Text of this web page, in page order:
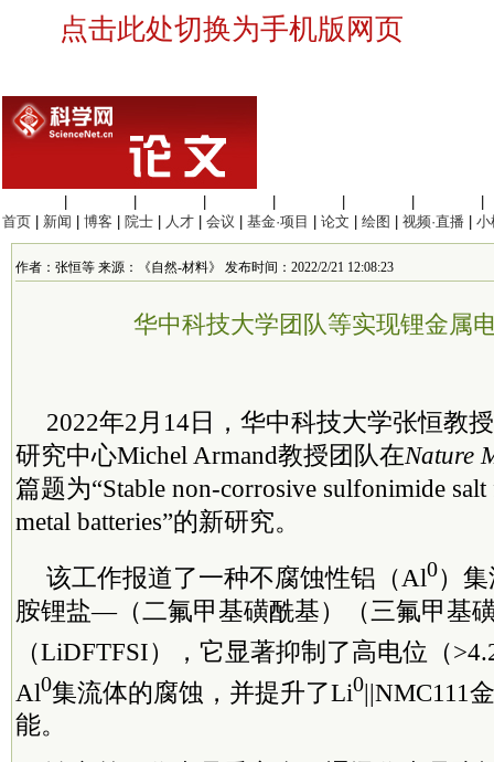
点击此处切换为手机版网页
首页
新闻 博客 院士 人才 会议 基金·项目 论文 绘图 视频·直播 小
作者：张恒等 来源：《自然-材料》 发布时间：2022/2/21 12:08:23
华中科技大学团队等实现锂金属
2022年2月14日，华中科技大学张恒教
研究中心Michel Armand教授团队在Nature
篇题为“Stable non-corrosive sulfonimide
metal batteries”的新研究。
该工作报道了一种不腐蚀性铝（Al0）
胺锂盐—（二氟甲基磺酰基）（三氟甲基
（LiDFTFSI），它显著抑制了高电位（
Al0集流体的腐蚀，并提升了Li0||NMC111
能。